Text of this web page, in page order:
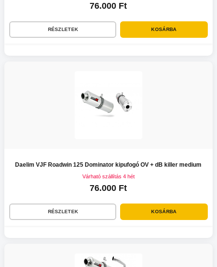
76.000 Ft
RÉSZLETEK KOSÁRBA
Daelim VJF Roadwin 125 Dominator kipufogó OV + dB killer medium
Várható szállítás 4 hét
76.000 Ft
RÉSZLETEK KOSÁRBA